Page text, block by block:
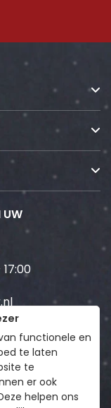
UW
functionele en
te laten
te
er ook
helpen ons